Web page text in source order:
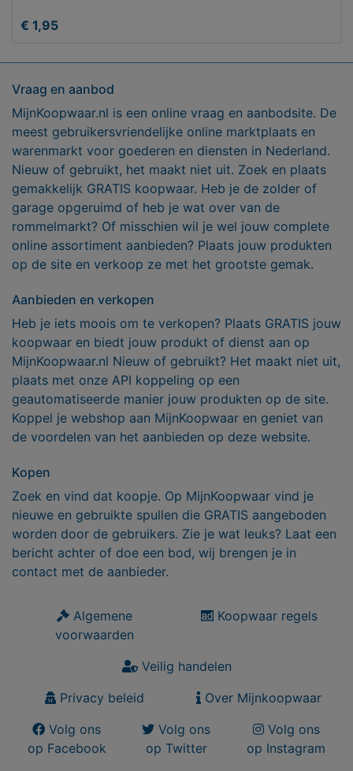
€ 1,95
Vraag en aanbod
MijnKoopwaar.nl is een online vraag en aanbodsite. De
meest gebruikersvriendelijke online marktplaats en
warenmarkt voor goederen en diensten in Nederland.
Nieuw of gebruikt, het maakt niet uit. Zoek en plaats
gemakkelijk GRATIS koopwaar. Heb je de zolder of
garage opgeruimd of heb je wat over van de
rommelmarkt? Of misschien wil je wel jouw complete
online assortiment aanbieden? Plaats jouw produkten
op de site en verkoop ze met het grootste gemak.
Aanbieden en verkopen
Heb je iets moois om te verkopen? Plaats GRATIS jouw
koopwaar en biedt jouw produkt of dienst aan op
MijnKoopwaar.nl Nieuw of gebruikt? Het maakt niet uit,
plaats met onze API koppeling op een
geautomatiseerde manier jouw produkten op de site.
Koppel je webshop aan MijnKoopwaar en geniet van
de voordelen van het aanbieden op deze website.
Kopen
Zoek en vind dat koopje. Op MijnKoopwaar vind je
nieuwe en gebruikte spullen die GRATIS aangeboden
worden door de gebruikers. Zie je wat leuks? Laat een
bericht achter of doe een bod, wij brengen je in
contact met de aanbieder.
Algemene
voorwaarden
Koopwaar regels
Veilig handelen
Privacy beleid
Over Mijnkoopwaar
Volg ons
op Facebook
Volg ons
op Twitter
Volg ons
op Instagram